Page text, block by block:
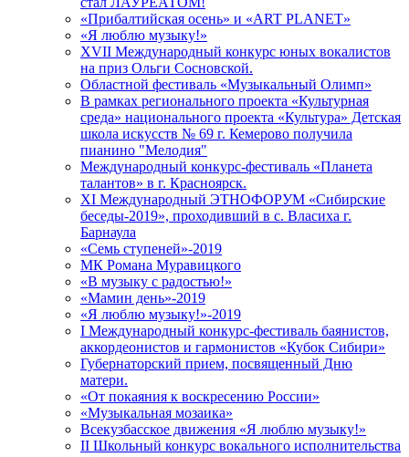
«Прибалтийская осень» и «ART PLANET»
«Я люблю музыку!»
XVII Международный конкурс юных вокалистов
на приз Ольги Сосновской.
Областной фестиваль «Музыкальный Олимп»
В рамках регионального проекта «Культурная
среда» национального проекта «Культура» Детская
школа искусств № 69 г. Кемерово получила
пианино "Мелодия"
Международный конкурс-фестиваль «Планета
талантов» в г. Красноярск.
XI Международный ЭТНОФОРУМ «Сибирские
беседы-2019», проходивший в с. Власиха г.
Барнаула
«Семь ступеней»-2019
МК Романа Муравицкого
«В музыку с радостью!»
«Мамин день»-2019
«Я люблю музыку!»-2019
I Международный конкурс-фестиваль баянистов,
аккордеонистов и гармонистов «Кубок Сибири»
Губернаторский прием, посвященный Дню
матери.
«От покаяния к воскресению России»
«Музыкальная мозаика»
Всекузбасское движения «Я люблю музыку!»
II Школьный конкурс вокального исполнительства